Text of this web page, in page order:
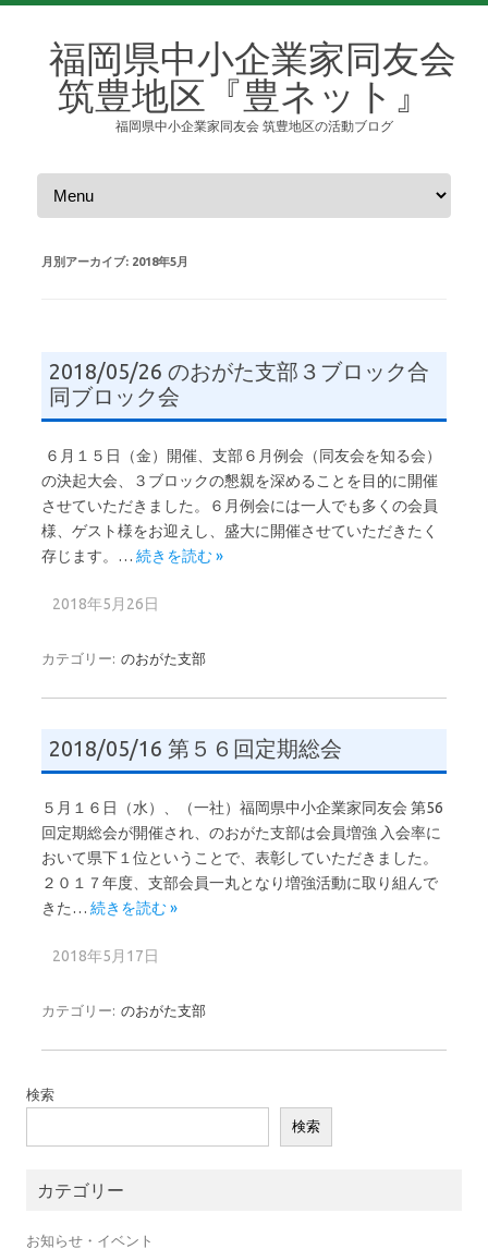
福岡県中小企業家同友会
筑豊地区『豊ネット』
福岡県中小企業家同友会 筑豊地区の活動ブログ
コンテンツへスキップ
月別アーカイブ: 2018年5月
2018/05/26 のおがた支部３ブロック合
同ブロック会
６月１５日（金）開催、支部６月例会（同友会を知る会）
の決起大会、３ブロックの懇親を深めることを目的に開催
させていただきました。６月例会には一人でも多くの会員
様、ゲスト様をお迎えし、盛大に開催させていただきたく
存じます。… 続きを読む »
2018年5月26日
カテゴリー: のおがた支部
2018/05/16 第５６回定期総会
５月１６日（水）、（一社）福岡県中小企業家同友会 第56
回定期総会が開催され、のおがた支部は会員増強 入会率に
おいて県下１位ということで、表彰していただきました。
２０１７年度、支部会員一丸となり増強活動に取り組んで
きた… 続きを読む »
2018年5月17日
カテゴリー: のおがた支部
検索
検索
カテゴリー
お知らせ・イベント